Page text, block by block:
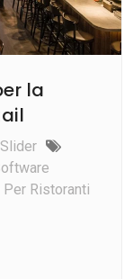
la
Slider
Ristoranti